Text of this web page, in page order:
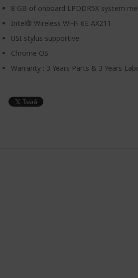
8 GB of onboard LPDDR5X system
Intel® Wireless Wi-Fi 6E AX211
USI stylus supportive
Chrome OS
Warranty : 3 Years Parts & 3 Years